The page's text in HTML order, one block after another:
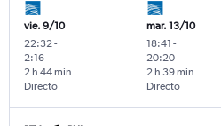
vie. 9/10
22:32 -
2:16
Directo
2 h 44 min
mar. 13/10
18:41 -
20:20
Directo
2 h 39 min